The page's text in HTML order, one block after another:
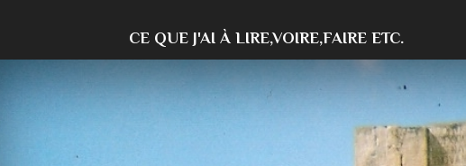
CE QUE J'AI À LIRE,VOIRE,FAIRE ETC.